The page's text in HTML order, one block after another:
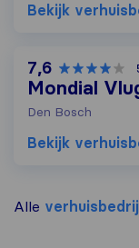
Bekijk
7,6
Mondial
Den Bosch
Bekijk
Alle